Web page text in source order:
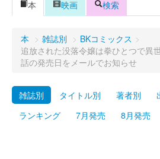
ログイン
購入管理
プレミアム
本
映画 検索
本 > 雑誌別 > BKコミックス >
追放された没落令嬢は拳ひとつで異
話の発売日をメールでお知らせ
雑誌別 タイトル別 著者別
ランキング
7月発売 8月発売